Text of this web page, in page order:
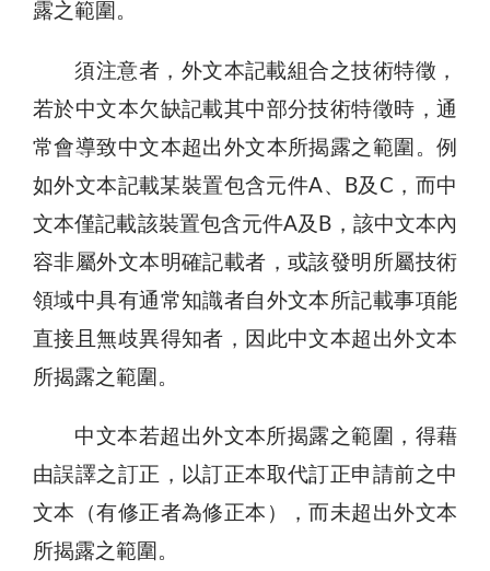
露之範圍。
須注意者，外文本記載組合之技術特徵，
若於中文本欠缺記載其中部分技術特徵時，通
常會導致中文本超出外文本所揭露之範圍。例
如外文本記載某裝置包含元件A、B及C，而中
文本僅記載該裝置包含元件A及B，該中文本內
容非屬外文本明確記載者，或該發明所屬技術
領域中具有通常知識者自外文本所記載事項能
直接且無歧異得知者，因此中文本超出外文本
所揭露之範圍。
中文本若超出外文本所揭露之範圍，得藉
由誤譯之訂正，以訂正本取代訂正申請前之中
文本（有修正者為修正本），而未超出外文本
所揭露之範圍。